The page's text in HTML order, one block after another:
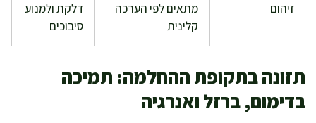
זיהום
מתאים לפי הערכה
קלינית
דלקת ולמנוע
סיבוכים
תזונה בתקופת ההחלמה: תמיכה
בדימום, ברזל ואנרגיה